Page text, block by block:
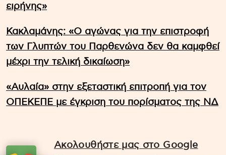
ειρήνης»
Κακλαμάνης: «Ο αγώνας για την επιστροφή
των Γλυπτών του Παρθενώνα δεν θα καμφθεί
μέχρι την τελική δικαίωση»
«Αυλαία» στην εξεταστική επιτροπή για τον
ΟΠΕΚΕΠΕ με έγκριση του πορίσματος της ΝΔ
Ακολουθήστε μας στο Google